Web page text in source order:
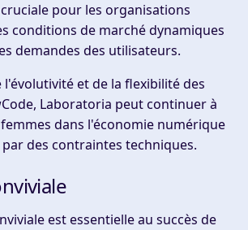
pour les organisations
conditions de marché dynamiques
demandes des utilisateurs.
et de la flexibilité des
Laboratoria peut continuer à
dans l'économie numérique
des contraintes techniques.
est essentielle au succès de